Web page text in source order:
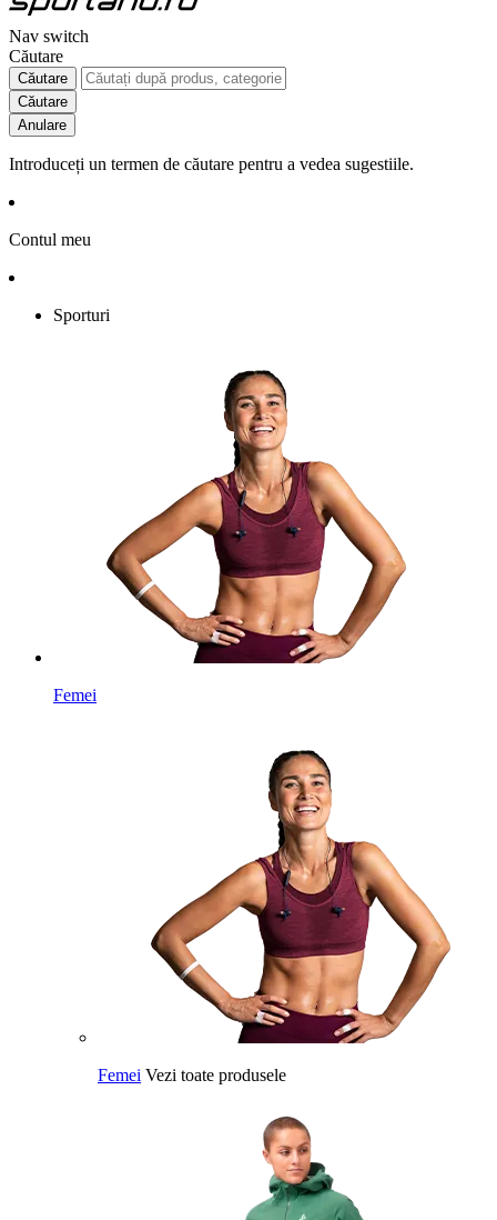
Nav switch
Căutare
Căutare
Căutare
Anulare
Introduceți un termen de căutare pentru a vedea sugestiile.
Contul meu
Sporturi
Femei
Femei Vezi toate produsele